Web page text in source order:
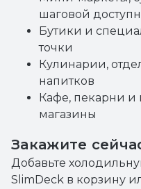
шаговой
Бутики и
точки
Кулинарии,
напитков
Кафе, пекарни и
магазины
Закажите
Добавьте
SlimDeck в корзину